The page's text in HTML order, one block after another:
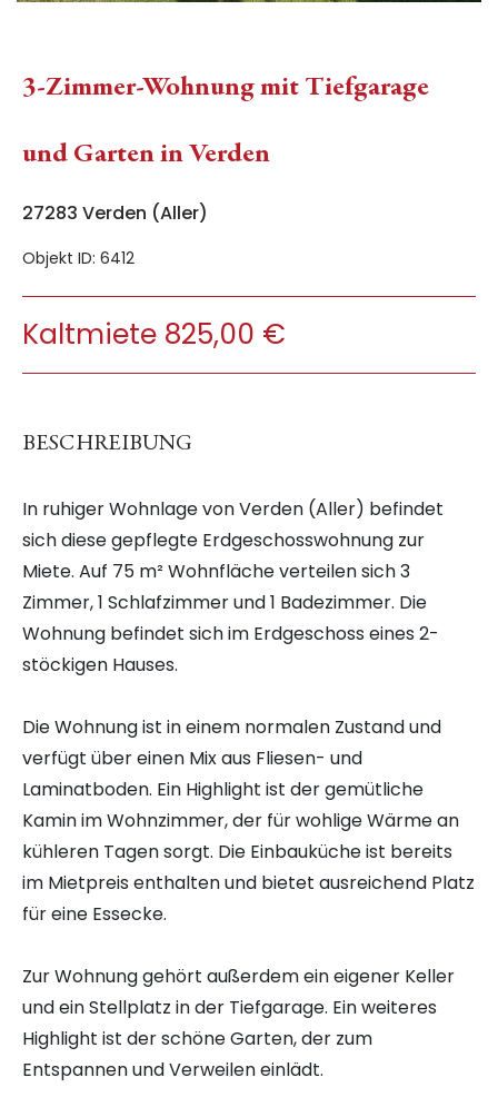
3-Zimmer-Wohnung mit Tiefgarage
und Garten in Verden
27283 Verden (Aller)
Objekt ID: 6412
Kaltmiete 825,00 €
BESCHREIBUNG
In ruhiger Wohnlage von Verden (Aller) befindet
sich diese gepflegte Erdgeschosswohnung zur
Miete. Auf 75 m² Wohnfläche verteilen sich 3
Zimmer, 1 Schlafzimmer und 1 Badezimmer. Die
Wohnung befindet sich im Erdgeschoss eines 2-
stöckigen Hauses.
Die Wohnung ist in einem normalen Zustand und
verfügt über einen Mix aus Fliesen- und
Laminatboden. Ein Highlight ist der gemütliche
Kamin im Wohnzimmer, der für wohlige Wärme an
kühleren Tagen sorgt. Die Einbauküche ist bereits
im Mietpreis enthalten und bietet ausreichend Platz
für eine Essecke.
Zur Wohnung gehört außerdem ein eigener Keller
und ein Stellplatz in der Tiefgarage. Ein weiteres
Highlight ist der schöne Garten, der zum
Entspannen und Verweilen einlädt.